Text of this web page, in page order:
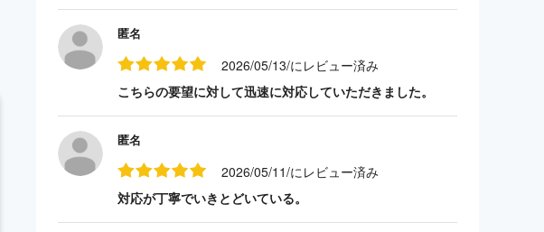
匿名
2026/05/13/にレビュー済み
こちらの要望に対して迅速に対応していただきました。
匿名
2026/05/11/にレビュー済み
対応が丁寧でいきとどいている。